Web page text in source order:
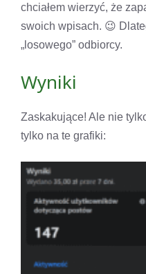
chciałem wierzyć, że
swoich wpisach. 😉
„losowego” odbiorcy.
Wyniki
Zaskakujące! Ale nie
tylko na te grafiki: